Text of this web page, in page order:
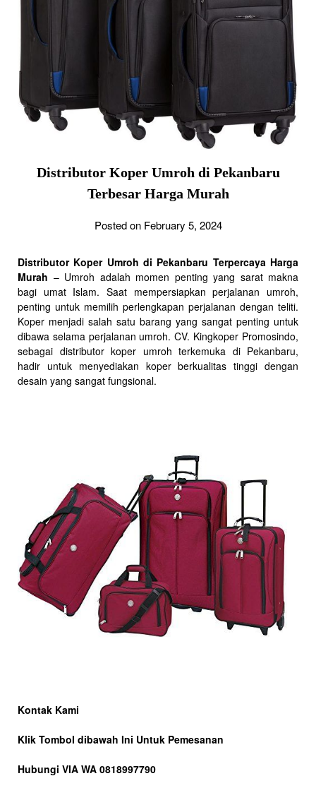
Distributor Koper Umroh di Pekanbaru
Terbesar Harga Murah
Posted on February 5, 2024
Distributor Koper Umroh di Pekanbaru Terpercaya Harga
Murah – Umroh adalah momen penting yang sarat makna
bagi umat Islam. Saat mempersiapkan perjalanan umroh,
penting untuk memilih perlengkapan perjalanan dengan teliti.
Koper menjadi salah satu barang yang sangat penting untuk
dibawa selama perjalanan umroh. CV. Kingkoper Promosindo,
sebagai distributor koper umroh terkemuka di Pekanbaru,
hadir untuk menyediakan koper berkualitas tinggi dengan
desain yang sangat fungsional.
Kontak Kami
Klik Tombol dibawah Ini Untuk Pemesanan
Hubungi VIA WA 0818997790